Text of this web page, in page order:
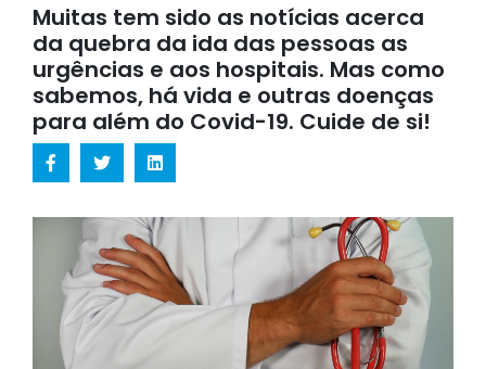
Muitas tem sido as notícias acerca
da quebra da ida das pessoas as
urgências e aos hospitais. Mas como
sabemos, há vida e outras doenças
para além do Covid-19. Cuide de si!